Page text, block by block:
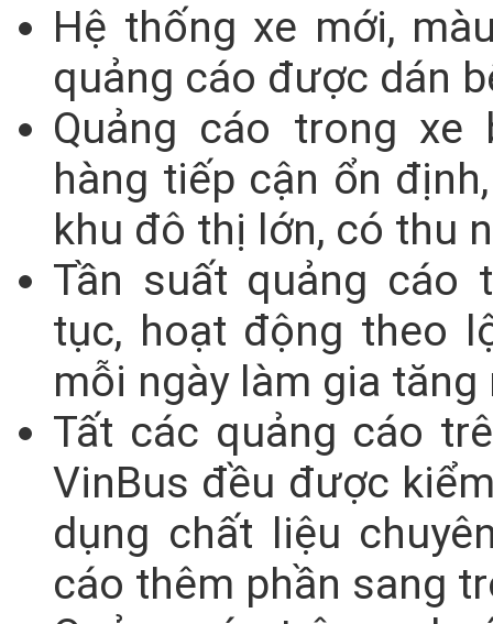
Hệ thống xe mới,
quảng cáo được dán
Quảng cáo trong xe
hàng tiếp cận ổn
khu đô thị lớn, có thu
Tần suất quảng cáo
tục, hoạt động theo
mỗi ngày làm gia
Tất các quảng cáo
VinBus đều được
dụng chất liệu
cáo thêm phần sang